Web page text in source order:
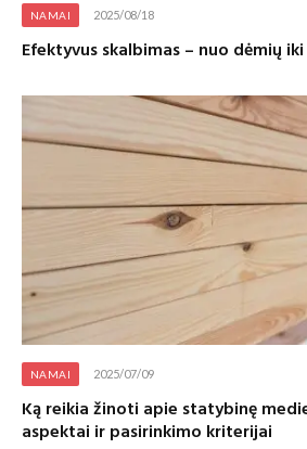
NAMAI 2025/08/18
Efektyvus skalbimas – nuo dėmių
NAMAI 2025/07/09
Ką reikia žinoti apie statybinę
aspektai ir pasirinkimo kriterijai